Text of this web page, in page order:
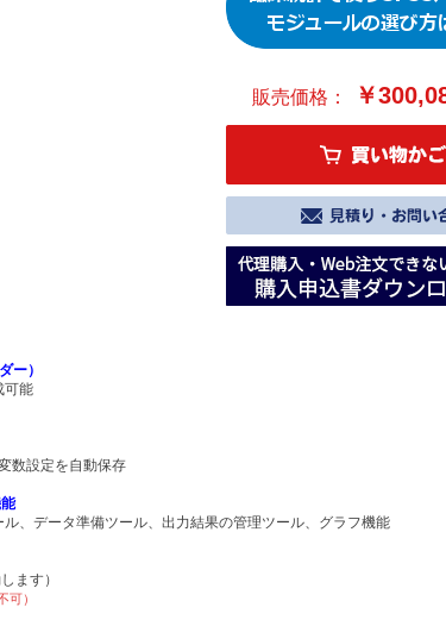
販売価格： ￥
ー）
可能
数設定を自動保存
、データ準備ツール、出力結果の管理ツール、グラフ機能
ます）
）